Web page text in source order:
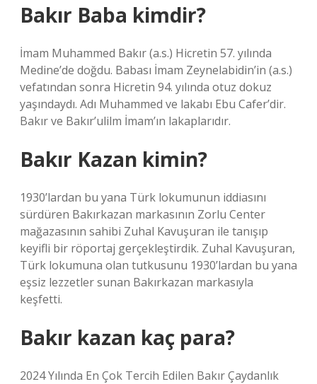
Bakır Baba kimdir?
İmam Muhammed Bakır (a.s.) Hicretin 57. yılında
Medine’de doğdu. Babası İmam Zeynelabidin’in (a.s.)
vefatından sonra Hicretin 94. yılında otuz dokuz
yaşındaydı. Adı Muhammed ve lakabı Ebu Cafer’dir.
Bakır ve Bakır’ulilm İmam’ın lakaplarıdır.
Bakır Kazan kimin?
1930’lardan bu yana Türk lokumunun iddiasını
sürdüren Bakırkazan markasının Zorlu Center
mağazasının sahibi Zuhal Kavuşuran ile tanışıp
keyifli bir röportaj gerçekleştirdik. Zuhal Kavuşuran,
Türk lokumuna olan tutkusunu 1930’lardan bu yana
eşsiz lezzetler sunan Bakırkazan markasıyla
keşfetti.
Bakır kazan kaç para?
2024 Yılında En Çok Tercih Edilen Bakır Çaydanlık